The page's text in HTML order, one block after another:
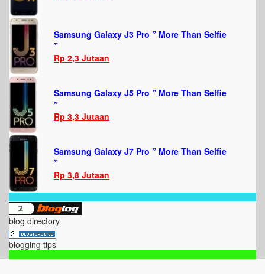
Samsung Galaxy J3 Pro ” More Than Selfie
”
Rp 2,3 Jutaan
Samsung Galaxy J5 Pro ” More Than Selfie
”
Rp 3,3 Jutaan
Samsung Galaxy J7 Pro ” More Than Selfie
”
Rp 3,8 Jutaan
blog directory
blogging tips